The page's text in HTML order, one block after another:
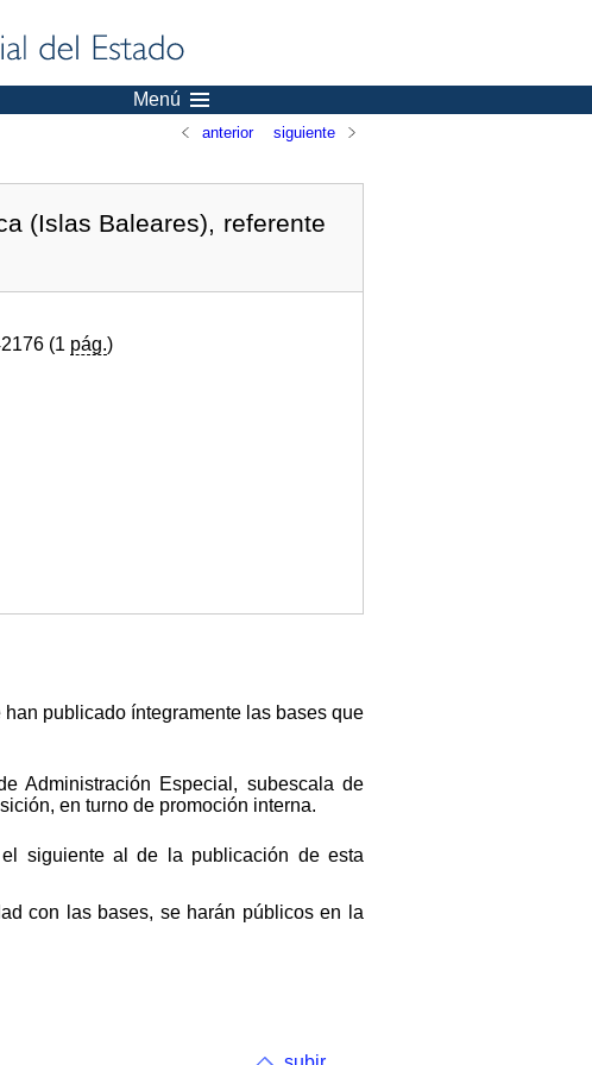
Menú
anterior siguiente
(Islas Baleares), referente
(1 pág.)
publicado íntegramente las bases que
Administración Especial, subescala de
en turno de promoción interna.
siguiente al de la publicación de esta
con las bases, se harán públicos en la